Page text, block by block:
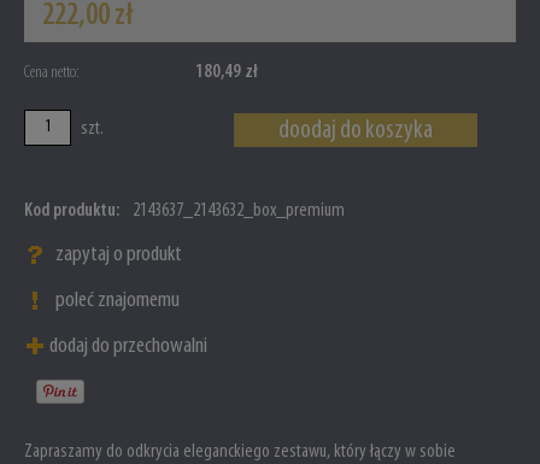
222,00 zł
Cena netto: 180,49 zł
szt. doodaj do koszyka
Kod produktu: 2143637_2143632_box_premium
zapytaj o produkt
poleć znajomemu
dodaj do przechowalni
Zapraszamy do odkrycia eleganckiego zestawu, który łączy w sobie